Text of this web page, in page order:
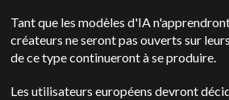
Tant que les modèles d'IA
créateurs ne seront pas ouverts sur
de ce type continueront à se produire.
Les utilisateurs européens devront